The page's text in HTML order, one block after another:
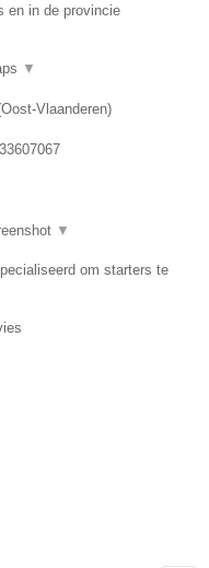
en in de provincie
▼
Oost-Vlaanderen)
▼
om starters te